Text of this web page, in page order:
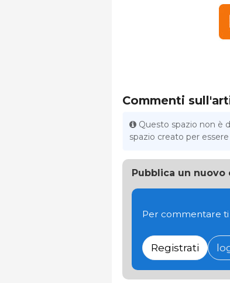
Commenti
Questo spazio non è
spazio creato per
Pubblica un nuovo
Per commentare ti
Registrati